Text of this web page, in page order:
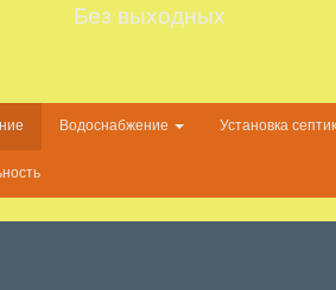
Без выходных
Водоснабжение Установка